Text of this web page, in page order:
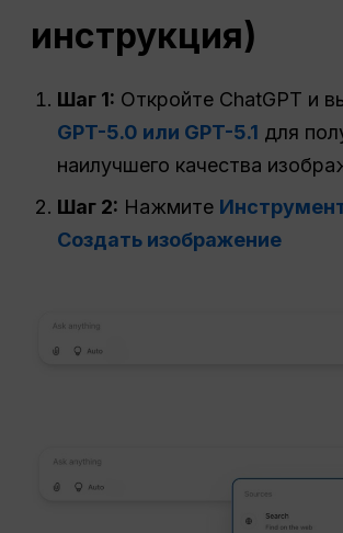
инструкция)
Шаг 1: Откройте ChatGPT и
GPT-5.0 или GPT-5.1 для
наилучшего качества
Шаг 2: Нажмите
Создать изображение